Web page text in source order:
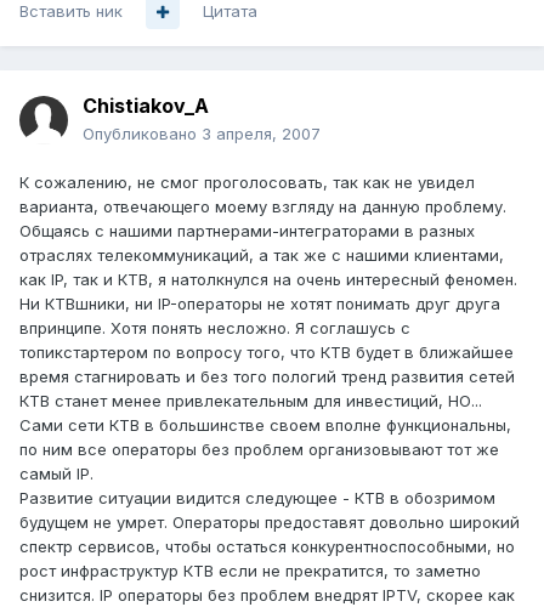
Вставить ник Цитата
Chistiakov_A
Опубликовано 3 апреля, 2007
К сожалению, не смог проголосовать, так как не увидел
варианта, отвечающего моему взгляду на данную проблему.
Общаясь с нашими партнерами-интеграторами в разных
отраслях телекоммуникаций, а так же с нашими клиентами,
как IP, так и КТВ, я натолкнулся на очень интересный феномен.
Ни КТВшники, ни IP-операторы не хотят понимать друг друга
впринципе. Хотя понять несложно. Я соглашусь с
топикстартером по вопросу того, что КТВ будет в ближайшее
время стагнировать и без того пологий тренд развития сетей
КТВ станет менее привлекательным для инвестиций, НО...
Сами сети КТВ в большинстве своем вполне функциональны,
по ним все операторы без проблем организовывают тот же
самый IP.
Развитие ситуации видится следующее - КТВ в обозримом
будущем не умрет. Операторы предоставят довольно широкий
спектр сервисов, чтобы остаться конкурентноспособными, но
рост инфраструктур КТВ если не прекратится, то заметно
снизится. IP операторы без проблем внедрят IPTV, скорее как